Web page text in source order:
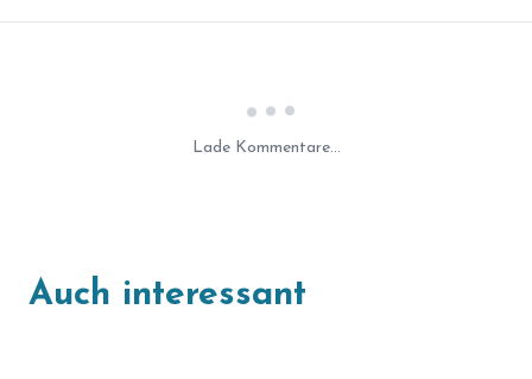
Lade Kommentare...
Auch interessant